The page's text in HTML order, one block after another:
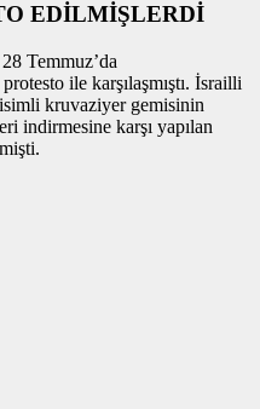
EDİLMİŞLERDİ
Temmuz’da
ile karşılaşmıştı. İsrailli
isimli kruvaziyer gemisinin
indirmesine karşı yapılan